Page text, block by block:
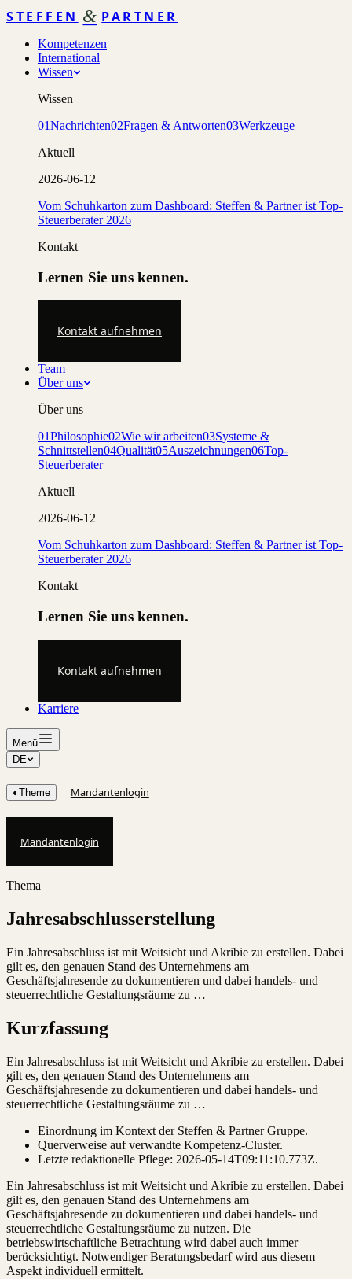
STEFFEN & PARTNER
Kompetenzen
International
Wissen
Wissen
01Nachrichten02Fragen & Antworten03Werkzeuge
Aktuell
2026-06-12
Vom Schuhkarton zum Dashboard: Steffen & Partner ist Top-
Steuerberater 2026
Kontakt
Lernen Sie uns kennen.
Kontakt aufnehmen
Team
Über uns
Über uns
01Philosophie02Wie wir arbeiten03Systeme &
Schnittstellen04Qualität05Auszeichnungen06Top-
Steuerberater
Aktuell
2026-06-12
Vom Schuhkarton zum Dashboard: Steffen & Partner ist Top-
Steuerberater 2026
Kontakt
Lernen Sie uns kennen.
Kontakt aufnehmen
Karriere
Menü
DE
◐ Theme Mandantenlogin
Mandantenlogin
Thema
Jahresabschlusserstellung
Ein Jahresabschluss ist mit Weitsicht und Akribie zu erstellen. Dabei
gilt es, den genauen Stand des Unternehmens am
Geschäftsjahresende zu dokumentieren und dabei handels- und
steuerrechtliche Gestaltungsräume zu …
Kurzfassung
Ein Jahresabschluss ist mit Weitsicht und Akribie zu erstellen. Dabei
gilt es, den genauen Stand des Unternehmens am
Geschäftsjahresende zu dokumentieren und dabei handels- und
steuerrechtliche Gestaltungsräume zu …
Einordnung im Kontext der Steffen & Partner Gruppe.
Querverweise auf verwandte Kompetenz-Cluster.
Letzte redaktionelle Pflege: 2026-05-14T09:11:10.773Z.
Ein Jahresabschluss ist mit Weitsicht und Akribie zu erstellen. Dabei
gilt es, den genauen Stand des Unternehmens am
Geschäftsjahresende zu dokumentieren und dabei handels- und
steuerrechtliche Gestaltungsräume zu nutzen. Die
betriebswirtschaftliche Betrachtung wird dabei auch immer
berücksichtigt. Notwendiger Beratungsbedarf wird aus diesem
Aspekt individuell ermittelt.